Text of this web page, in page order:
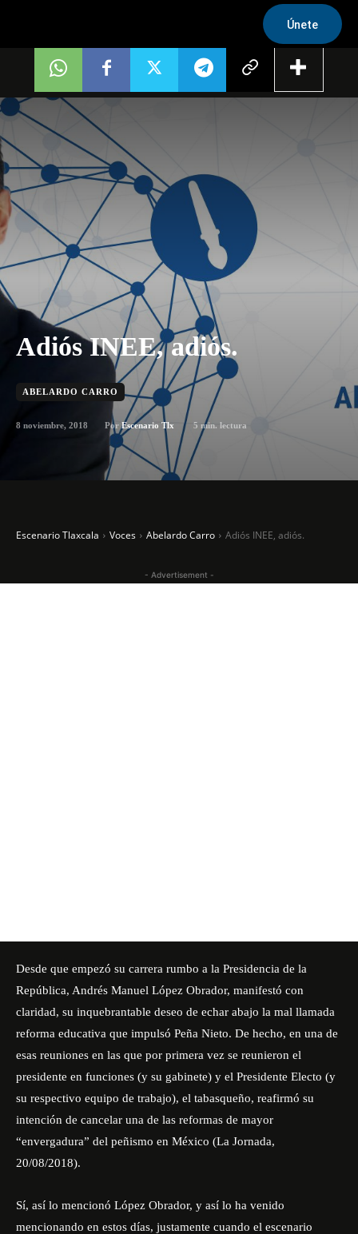
Únete
Adiós INEE, adiós.
ABELARDO CARRO
8 noviembre, 2018 Por Escenario Tlx 5 min. lectura
Escenario Tlaxcala Voces Abelardo Carro Adiós INEE, adiós.
- Advertisement -
Desde que empezó su carrera rumbo a la Presidencia de la
República, Andrés Manuel López Obrador, manifestó con
claridad, su inquebrantable deseo de echar abajo la mal llamada
reforma educativa que impulsó Peña Nieto. De hecho, en una de
esas reuniones en las que por primera vez se reunieron el
presidente en funciones (y su gabinete) y el Presidente Electo (y
su respectivo equipo de trabajo), el tabasqueño, reafirmó su
intención de cancelar una de las reformas de mayor
“envergadura” del peñismo en México (La Jornada,
20/08/2018).
Sí, así lo mencionó López Obrador, y así lo ha venido
mencionando en estos días, justamente cuando el escenario